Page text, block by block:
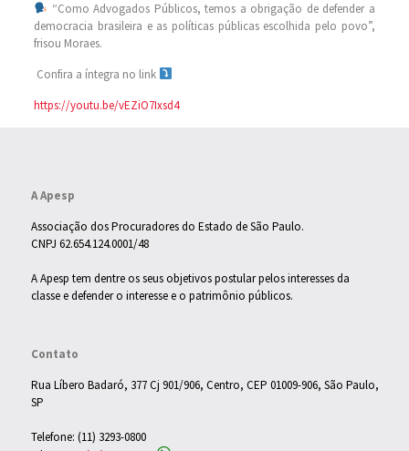
“Como Advogados Públicos, temos a obrigação de defender a
democracia brasileira e as políticas públicas escolhida pelo povo”,
frisou Moraes.
Confira a íntegra no link
https://youtu.be/vEZiO7Ixsd4
A Apesp
Associação dos Procuradores do Estado de São Paulo.
CNPJ 62.654.124.0001/48
A Apesp tem dentre os seus objetivos postular pelos interesses da
classe e defender o interesse e o patrimônio públicos.
Contato
Rua Líbero Badaró, 377 Cj 901/906, Centro, CEP 01009-906, São Paulo,
SP
Telefone: (11) 3293-0800